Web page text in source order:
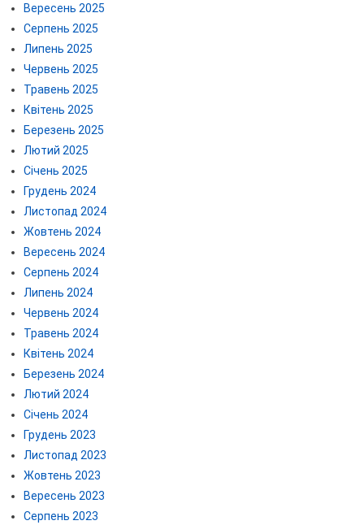
Вересень 2025
Серпень 2025
Липень 2025
Червень 2025
Травень 2025
Квітень 2025
Березень 2025
Лютий 2025
Січень 2025
Грудень 2024
Листопад 2024
Жовтень 2024
Вересень 2024
Серпень 2024
Липень 2024
Червень 2024
Травень 2024
Квітень 2024
Березень 2024
Лютий 2024
Січень 2024
Грудень 2023
Листопад 2023
Жовтень 2023
Вересень 2023
Серпень 2023